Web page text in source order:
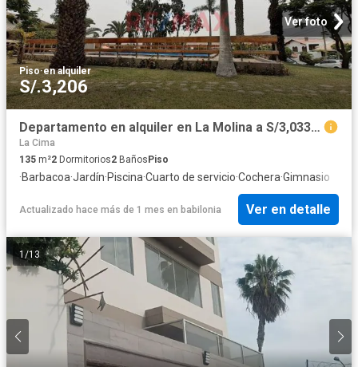
Ver foto
Piso·en alquiler
S/.3,206
Departamento en alquiler en La Molina a S/3,033 al mes
La Cima
135 m²2 Dormitorios2 Baños Piso
·Barbacoa·Jardín·Piscina·Cuarto de servicio·Cochera·Gimnasio
Actualizado hace más de 1 mes en babilonia Ver en detalle
1/13